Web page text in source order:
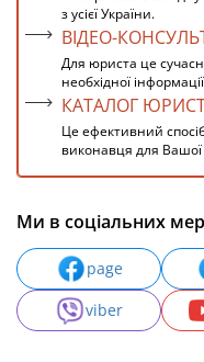
з усієї України.
ВІДЕО-
Для юриста це
необхідної інформації
КАТАЛОГ
Це ефективний
виконавця для
Ми в соціальних
page
viber